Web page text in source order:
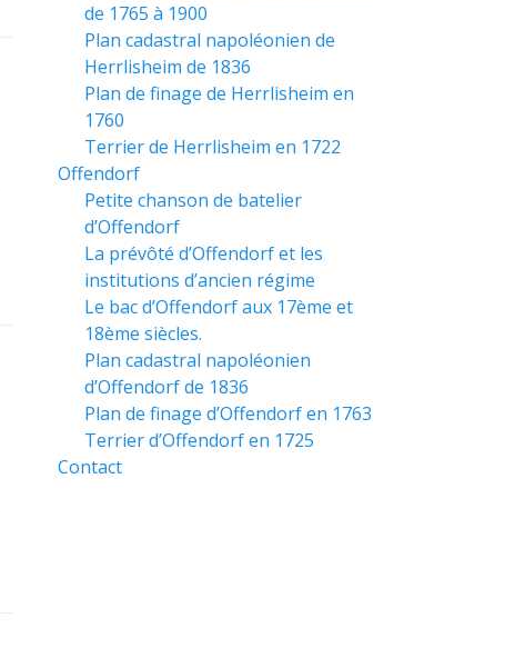
de 1765 à 1900
Plan cadastral napoléonien de
Herrlisheim de 1836
Plan de finage de Herrlisheim en
1760
Terrier de Herrlisheim en 1722
Offendorf
Petite chanson de batelier
d’Offendorf
La prévôté d’Offendorf et les
institutions d’ancien régime
Le bac d’Offendorf aux 17ème et
18ème siècles.
Plan cadastral napoléonien
d’Offendorf de 1836
Plan de finage d’Offendorf en 1763
Terrier d’Offendorf en 1725
Contact